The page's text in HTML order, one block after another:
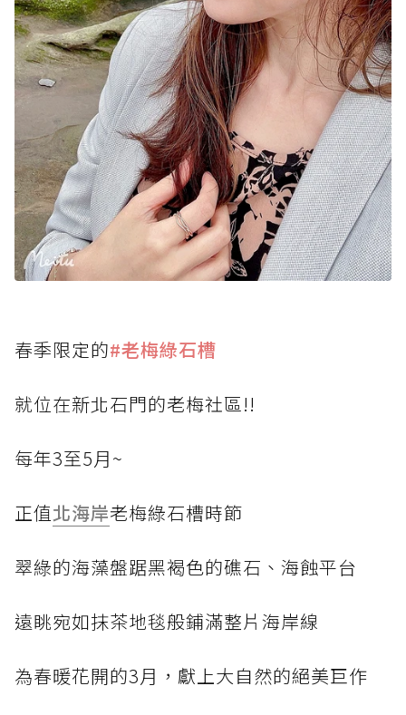
春季限定的#老梅綠石槽
就位在新北石門的老梅社區!!
每年3至5月~
正值北海岸老梅綠石槽時節
翠綠的海藻盤踞黑褐色的礁石、海蝕平台
遠眺宛如抹茶地毯般鋪滿整片海岸線
為春暖花開的3月，獻上大自然的絕美巨作